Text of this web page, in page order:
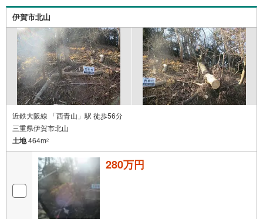
伊賀市北山
近鉄大阪線 「西青山」駅 徒歩56分
三重県伊賀市北山
土地464m2
280万円